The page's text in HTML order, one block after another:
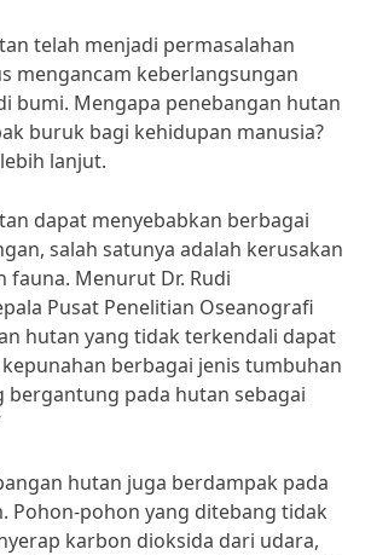
telah menjadi permasalahan
mengancam keberlangsungan
bumi. Mengapa penebangan hutan
buruk bagi kehidupan manusia?
lanjut.
dapat menyebabkan berbagai
salah satunya adalah kerusakan
fauna. Menurut Dr. Rudi
Pusat Penelitian Oseanografi
hutan yang tidak terkendali dapat
berbagai jenis tumbuhan
bergantung pada hutan sebagai
hutan juga berdampak pada
Pohon-pohon yang ditebang tidak
karbon dioksida dari udara,